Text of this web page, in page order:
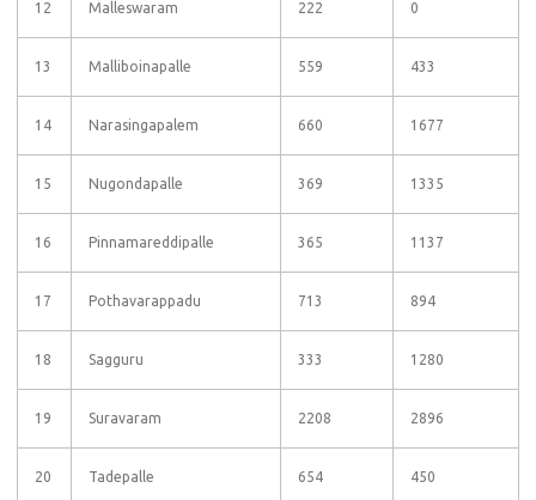
12 Malleswaram 222 0
13 Malliboinapalle 559 433
14 Narasingapalem 660 1677
15 Nugondapalle 369 1335
16 Pinnamareddipalle 365 1137
17 Pothavarappadu 713 894
18 Sagguru 333 1280
19 Suravaram 2208 2896
20 Tadepalle 654 450